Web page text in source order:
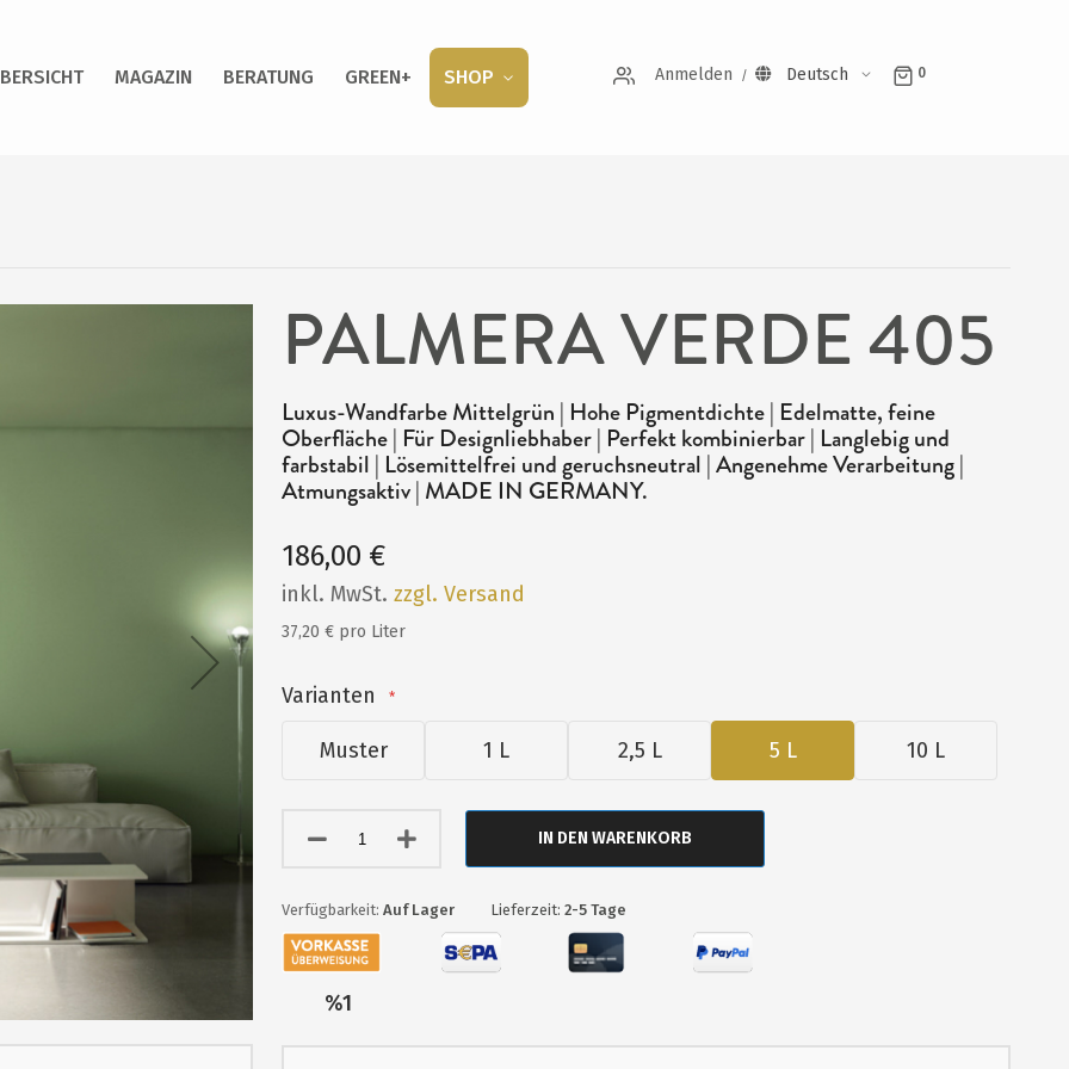
MAGAZIN BERATUNG GREEN+ SHOP Anmelden Deutsch 0
PALMERA VERDE 405
Luxus-Wandfarbe Mittelgrün | Hohe Pigmentdichte | Edelmatte, feine
Oberfläche | Für Designliebhaber | Perfekt kombinierbar | Langlebig und
farbstabil | Lösemittelfrei und geruchsneutral | Angenehme Verarbeitung |
Atmungsaktiv | MADE IN GERMANY.
186,00 €
inkl. MwSt.zzgl. Versand
37,20 € pro Liter
Varianten
Muster 1 L 2,5 L 5 L 10 L
IN DEN WARENKORB
Auf Lager Lieferzeit: 2-5 Tage
%1